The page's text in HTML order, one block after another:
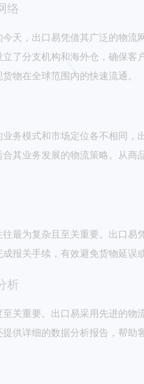
络
天，出口易凭借其广泛的物
了分支机构和海外仓，确保
物在全球范围内的快速流通。
务模式和市场定位各不相同
合其业务发展的物流策略。从
最为复杂且至关重要。出口
报关手续，有效避免货物延误
析
关重要。出口易采用先进的
供详细的数据分析报告，帮助